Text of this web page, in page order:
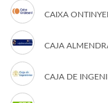
CAIXA
CAJA
CAJA DE